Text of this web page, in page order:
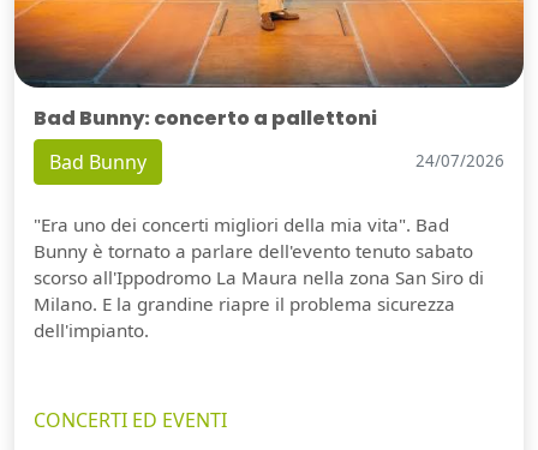
Bad Bunny: concerto a pallettoni
Bad Bunny 24/07/2026
"Era uno dei concerti migliori della mia vita". Bad
Bunny è tornato a parlare dell'evento tenuto sabato
scorso all'Ippodromo La Maura nella zona San Siro di
Milano. E la grandine riapre il problema sicurezza
dell'impianto.
CONCERTI ED EVENTI